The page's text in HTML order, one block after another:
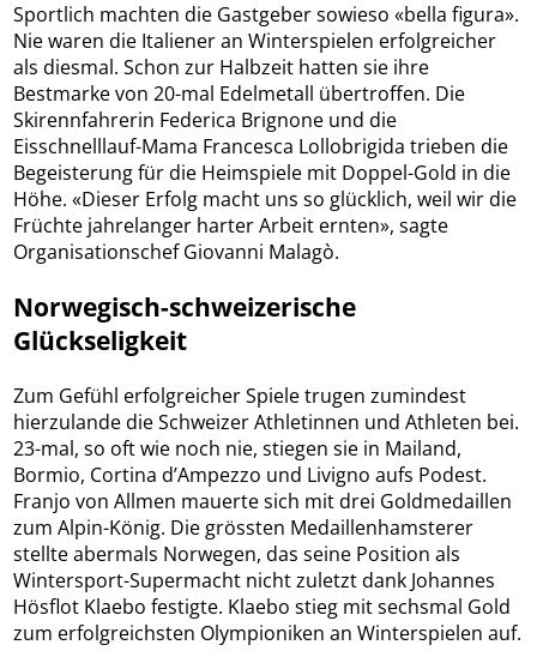
Sportlich machten die Gastgeber sowieso «bella figura».
Nie waren die Italiener an Winterspielen erfolgreicher
als diesmal. Schon zur Halbzeit hatten sie ihre
Bestmarke von 20-mal Edelmetall übertroffen. Die
Skirennfahrerin Federica Brignone und die
Eisschnelllauf-Mama Francesca Lollobrigida trieben die
Begeisterung für die Heimspiele mit Doppel-Gold in die
Höhe. «Dieser Erfolg macht uns so glücklich, weil wir die
Früchte jahrelanger harter Arbeit ernten», sagte
Organisationschef Giovanni Malagò.
Norwegisch-schweizerische
Glückseligkeit
Zum Gefühl erfolgreicher Spiele trugen zumindest
hierzulande die Schweizer Athletinnen und Athleten bei.
23-mal, so oft wie noch nie, stiegen sie in Mailand,
Bormio, Cortina d’Ampezzo und Livigno aufs Podest.
Franjo von Allmen mauerte sich mit drei Goldmedaillen
zum Alpin-König. Die grössten Medaillenhamsterer
stellte abermals Norwegen, das seine Position als
Wintersport-Supermacht nicht zuletzt dank Johannes
Hösflot Klaebo festigte. Klaebo stieg mit sechsmal Gold
zum erfolgreichsten Olympioniken an Winterspielen auf.